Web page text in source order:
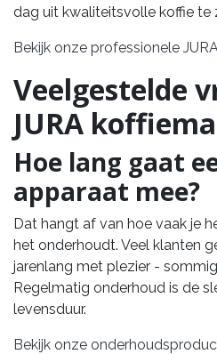
dag uit kwaliteitsvolle koffie te
Bekijk onze professionele
Veelgestelde
JURA
Hoe lang gaat
apparaat mee?
Dat hangt af van hoe vaak je
het onderhoudt. Veel klanten
jarenlang met plezier -
Regelmatig onderhoud is de
levensduur.
Bekijk onze